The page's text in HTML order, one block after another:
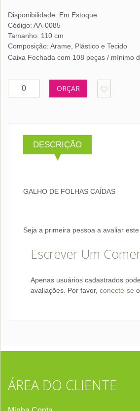
Disponibilidade: Em Estoque
Código: AA-0085
Tamanho: 110 cm
Composição: Arame, Plástico e Tecido
Caixa Fechada com 108 peças / mínimo
ORÇAR
DESCRIÇÃO
GALHO DE FOLHAS CAÍDAS
Seja a primeira pessoa a avaliar
Escrever Um
Apenas usuários cadastrados
avaliações. Por favor, conecte-se
ÁREA DO CLIENTE